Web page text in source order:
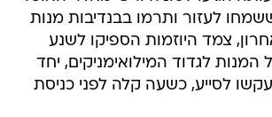
לעזור ותרמו בבנדיבות מנות
צמד היוזמות הספיקו לשנע
המנות לגדוד המילואימניקים, יחד
לסייע, כשעה קלה לפני כניסת